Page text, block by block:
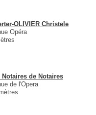
OLIVIER Christele
Opéra
Notaires de Notaires
de l'Opera